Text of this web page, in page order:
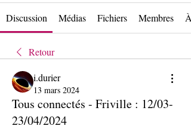
Discussion Médias Fichiers Membres
Retour
i.durier
13 mars 2024
Tous connectés - Friville : 12/03-
23/04/2024